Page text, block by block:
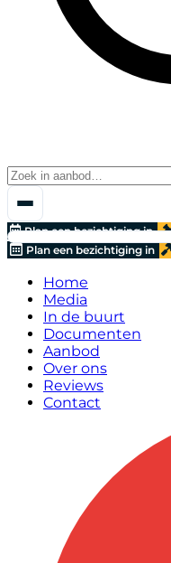
Plan een bezichtiging in
Plan een bezichtiging in
Home
Media
In de buurt
Documenten
Aanbod
Over ons
Reviews
Contact